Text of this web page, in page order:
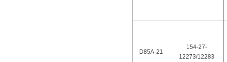
D85A-21
154-27-
12273/12283